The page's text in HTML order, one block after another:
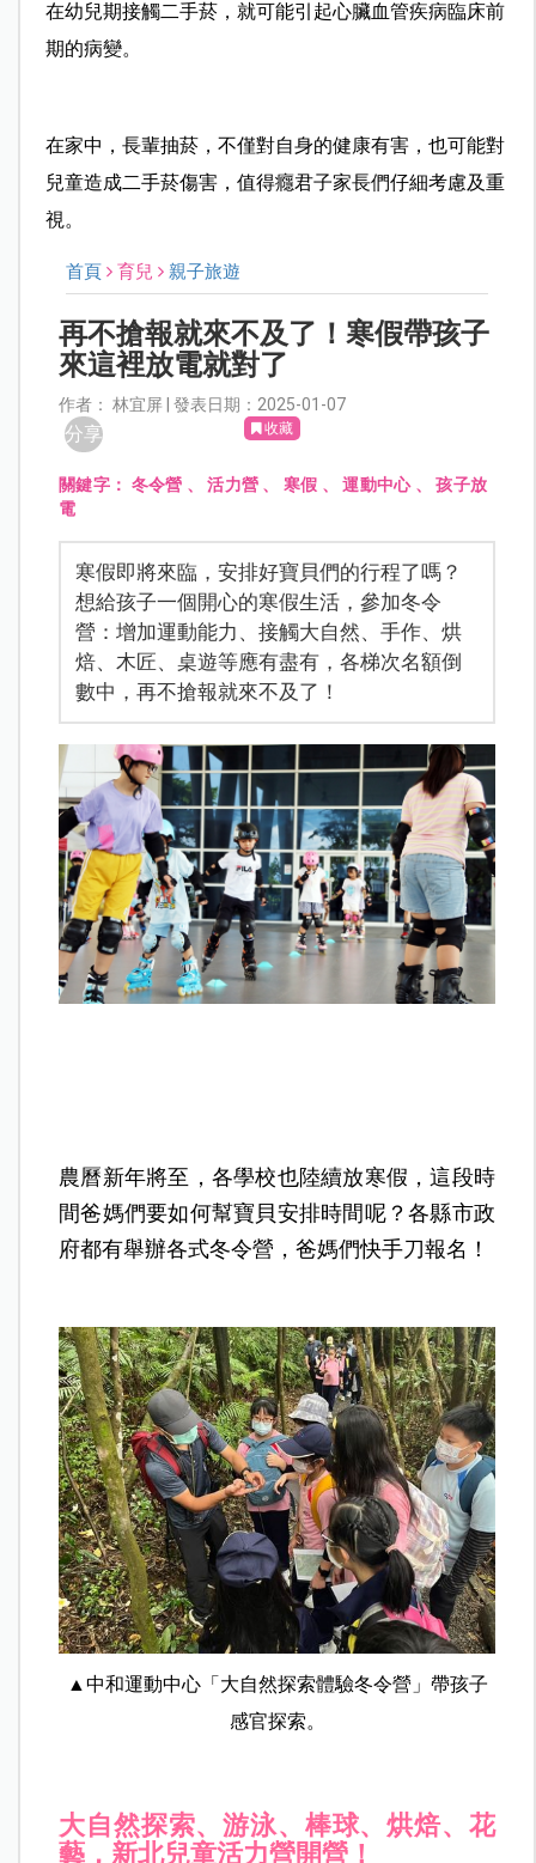
在幼兒期接觸二手菸，就可能引起心臟血管疾病臨床前
期的病變。
在家中，長輩抽菸，不僅對自身的健康有害，也可能對
兒童造成二手菸傷害，值得癮君子家長們仔細考慮及重
視。
首頁 育兒 親子旅遊
再不搶報就來不及了！寒假帶孩子
來這裡放電就對了
作者： 林宜屏 | 發表日期：2025-01-07
分享 收藏
關鍵字： 冬令營 、活力營 、 寒假 、運動中心、孩子放
電
寒假即將來臨，安排好寶貝們的行程了嗎？
想給孩子一個開心的寒假生活，參加冬令
營：增加運動能力、接觸大自然、手作、烘
焙、木匠、桌遊等應有盡有，各梯次名額倒
數中，再不搶報就來不及了！
農曆新年將至，各學校也陸續放寒假，這段時
間爸媽們要如何幫寶貝安排時間呢？各縣市政
府都有舉辦各式冬令營，爸媽們快手刀報名！
▲中和運動中心「大自然探索體驗冬令營」帶孩子
感官探索。
大自然探索、游泳、棒球、烘焙、花
藝，新北兒童活力營開營！